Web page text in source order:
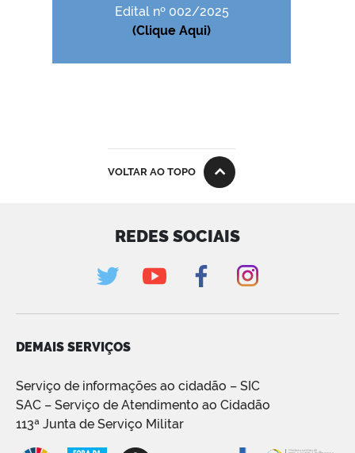
Edital nº 002/2025
(Clique Aqui)
VOLTAR AO TOPO
REDES SOCIAIS
DEMAIS SERVIÇOS
Serviço de informações ao cidadão – SIC
SAC – Serviço de Atendimento ao Cidadão
113ª Junta de Serviço Militar